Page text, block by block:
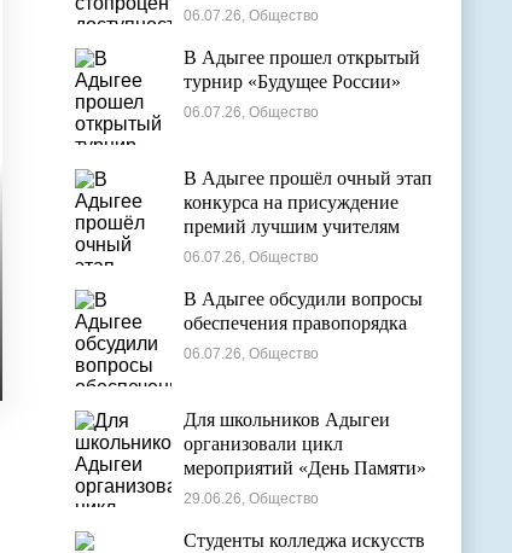
06.07.26, Общество
В Адыгее прошел открытый
турнир «Будущее России»
06.07.26, Общество
В Адыгее прошёл очный этап
конкурса на присуждение
премий лучшим учителям
06.07.26, Общество
В Адыгее обсудили вопросы
обеспечения правопорядка
06.07.26, Общество
Для школьников Адыгеи
организовали цикл
мероприятий «День Памяти»
29.06.26, Общество
Студенты колледжа искусств